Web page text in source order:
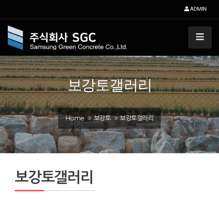
ADMIN
보강토갤러리
Home 보강토 보강토갤러리
보강토갤러리